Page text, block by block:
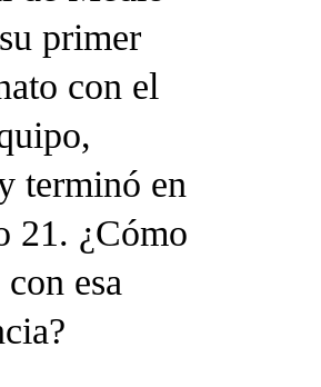
primer
con el
terminó en
21. ¿Cómo
esa